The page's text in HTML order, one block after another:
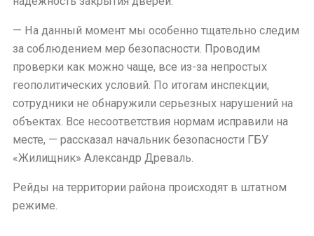
— На данный момент мы особенно тщательно следим
за соблюдением мер безопасности. Проводим
проверки как можно чаще, все из-за непростых
геополитических условий. По итогам инспекции,
сотрудники не обнаружили серьезных нарушений на
объектах. Все несоответствия нормам исправили на
месте, — рассказал начальник безопасности ГБУ
«Жилищник» Александр Древаль.
Рейды на территории района происходят в штатном
режиме.